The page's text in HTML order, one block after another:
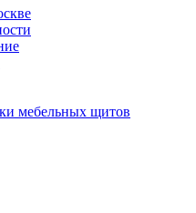
мебельных щитов